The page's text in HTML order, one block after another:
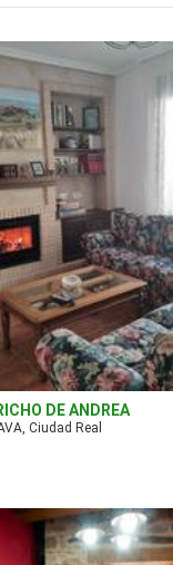
DE ANDREA
Ciudad Real